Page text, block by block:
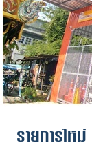
รายการใหม่